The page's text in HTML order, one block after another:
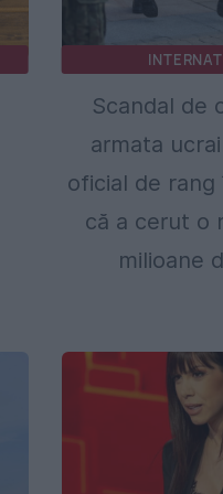
Scandal de
armata
oficial de
că a cerut o
milioane